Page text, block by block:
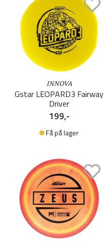
INNOVA
Gstar LEOPARD3 Fairway
Driver
199,-
Få på lager